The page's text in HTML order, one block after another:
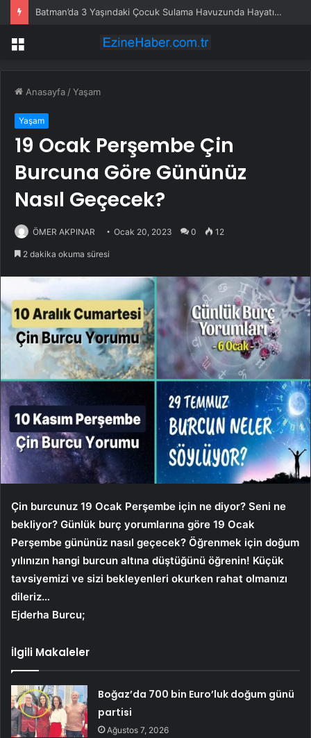
Batman’da 3 Yaşındaki Çocuk Sulama Havuzunda Hayatını Kaybetti
Menü
Anasayfa /Yaşam
Yaşam
19 Ocak Perşembe Çin
Burcuna Göre Gününüz
Nasıl Geçecek?
ÖMER AKPINAR Ocak 20, 2023 0 12
2 dakika okuma süresi
Çin burcunuz 19 Ocak Perşembe için ne diyor? Seni ne
bekliyor? Günlük burç yorumlarına göre 19 Ocak
Perşembe gününüz nasıl geçecek? Öğrenmek için doğum
yılınızın hangi burcun altına düştüğünü öğrenin! Küçük
tavsiyemizi ve sizi bekleyenleri okurken rahat olmanızı
dileriz…
Ejderha Burcu;
İlgili Makaleler
Boğaz’da 700 bin Euro’luk doğum günü
partisi
Ağustos 7, 2026